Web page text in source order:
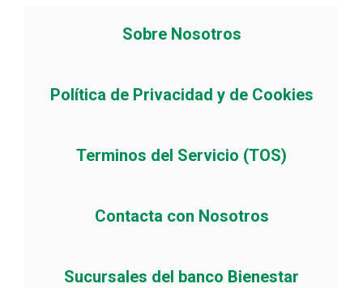
Sobre Nosotros
Política de Privacidad y de Cookies
Terminos del Servicio (TOS)
Contacta con Nosotros
Sucursales del banco Bienestar